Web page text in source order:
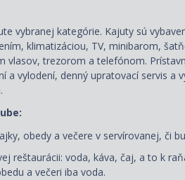
vybranej kategórie. Kajuty sú
klimatizáciou, TV, minibarom,
vlasov, trezorom a telefónom. Prí
a vylodení, denný upratovací servis a
obedy a večere v servírovanej, či
reštaurácii: voda, káva, čaj, a to k
a večeri iba voda.